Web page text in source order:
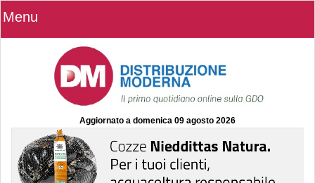
Menu
Aggiornato a domenica 09 agosto 2026